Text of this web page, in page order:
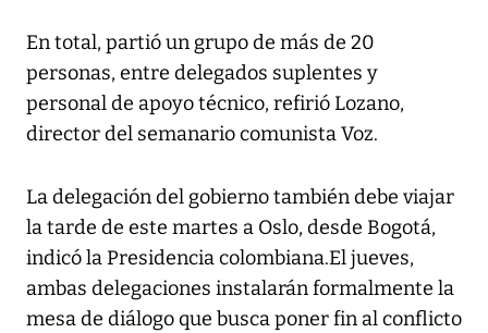
En total, partió un grupo de más de 20
personas, entre delegados suplentes y
personal de apoyo técnico, refirió Lozano,
director del semanario comunista Voz.
La delegación del gobierno también debe viajar
la tarde de este martes a Oslo, desde Bogotá,
indicó la Presidencia colombiana.El jueves,
ambas delegaciones instalarán formalmente la
mesa de diálogo que busca poner fin al conflicto